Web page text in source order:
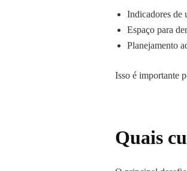
Indicadores de
Espaço para
Planejamento
Isso é importante
Quais